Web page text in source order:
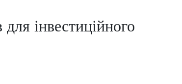
інвестиційного